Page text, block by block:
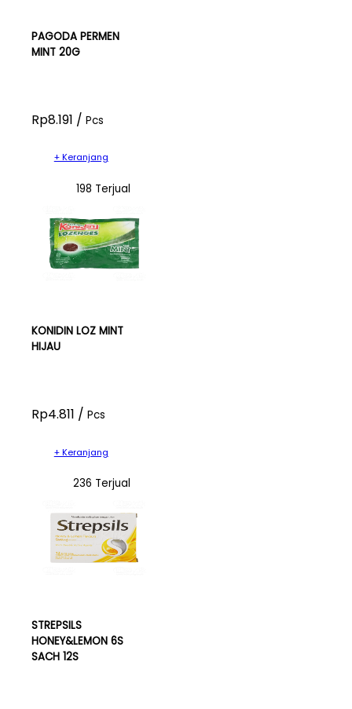
PAGODA PERMEN
MINT 20G
Rp8.191 / Pcs
+ Keranjang
198 Terjual
KONIDIN LOZ MINT
HIJAU
Rp4.811 / Pcs
+ Keranjang
236 Terjual
STREPSILS
HONEY&LEMON 6S
SACH 12S